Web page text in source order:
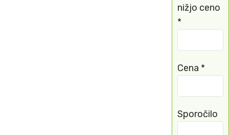
nižjo ceno
*
Cena *
Sporočilo